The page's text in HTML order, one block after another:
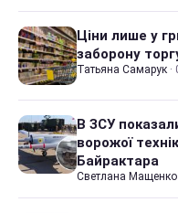
Ціни лише у
заборону
Татьяна Самарук ·
В ЗСУ
ворожої
Байрактара
Светлана Мащенко